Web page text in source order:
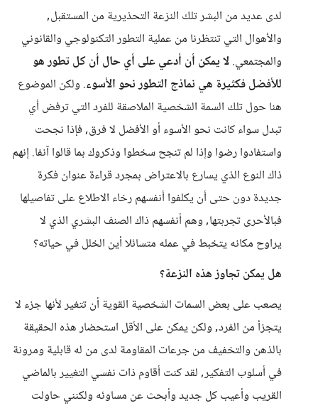
لدى عديد من البشر تلك النزعة التحذيرية من المستقبل,
والأهوال التي تنتظرنا من عملية التطور التكنولوجي والقانوني
والمجتمعي.لا يمكن أن أدعي على أي حال أن كل تطور هو
للأفضل فكثيرة هي نماذج التطور نحو الأسوء. ولكن الموضوع
هنا حول تلك السمة الشخصية الملاصقة للفرد التي ترفض أي
تبدل سواء كانت نحو الأسوء أو الأفضل لا فرق, فإذا نجحت
واستفادوا رضوا وإذا لم تنجح سخطوا وذكروك بما قالوا آنفا. إنهم
ذاك النوع الذي يسارع بالاعتراض بمجرد قراءة عنوان فكرة
جديدة دون حتى أن يكلفوا أنفسهم رخاء الاطلاع على تفاصيلها
فبالأحرى تجربتها, وهم أنفسهم ذاك الصنف البشري الذي لا
يراوح مكانه يتخبط في عمله متسائلا أين الخلل في حياته؟
هل يمكن تجاوز هذه النزعة؟
يصعب على بعض السمات الشخصية القوية أن تتغير لأنها جزء لا
يتجزأ من الفرد, ولكن يمكن على الأقل استحضار هذه الحقيقة
بالذهن والتخفيف من جرعات المقاومة لدى من له قابلية ومرونة
في أسلوب التفكير, لقد كنت أقاوم ذات نفسي التغيير بالماضي
القريب وأعيب كل جديد وأبحث عن مساوئه ولكنني حاولت